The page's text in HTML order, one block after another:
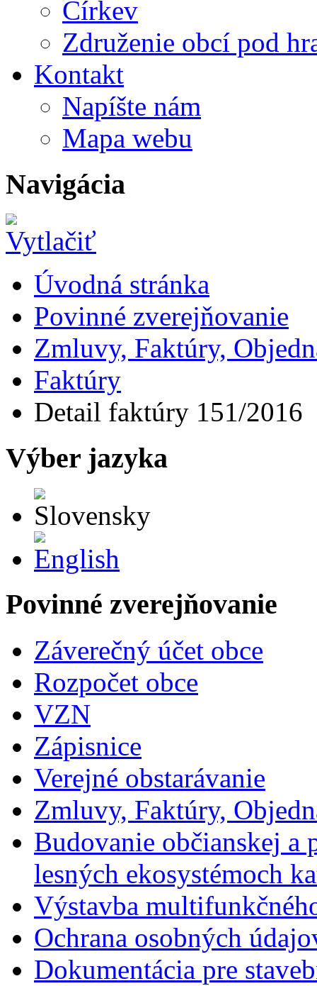
Církev
Združenie obcí pod
Kontakt
Napíšte nám
Mapa webu
Navigácia
Úvodná stránka
Povinné zverejňovanie
Zmluvy, Faktúry,
Faktúry
Detail faktúry 151/2016
Výber jazyka
Povinné zverejňovanie
Záverečný účet obce
Rozpočet obce
VZN
Zápisnice
Verejné obstarávanie
Zmluvy, Faktúry,
Budovanie občianskej a
lesných ekosystémoch
Výstavba
Ochrana osobných
Dokumentácia pre